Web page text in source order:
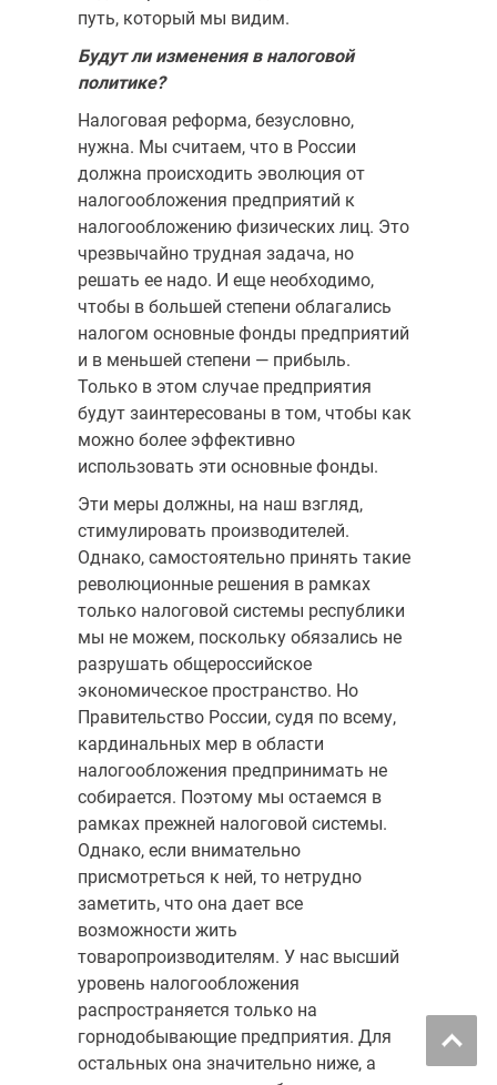
путь, который мы видим.
Будут ли изменения в налоговой
политике?
Налоговая реформа, безусловно,
нужна. Мы считаем, что в России
должна происходить эволюция от
налогообложения предприятий к
налогообложению физических лиц. Это
чрезвычайно трудная задача, но
решать ее надо. И еще необходимо,
чтобы в большей степени облагались
налогом основные фонды предприятий
и в меньшей степени — прибыль.
Только в этом случае предприятия
будут заинтересованы в том, чтобы как
можно более эффективно
использовать эти основные фонды.
Эти меры должны, на наш взгляд,
стимулировать производителей.
Однако, самостоятельно принять такие
революционные решения в рамках
только налоговой системы республики
мы не можем, поскольку обязались не
разрушать общероссийское
экономическое пространство. Но
Правительство России, судя по всему,
кардинальных мер в области
налогообложения предпринимать не
собирается. Поэтому мы остаемся в
рамках прежней налоговой системы.
Однако, если внимательно
присмотреться к ней, то нетрудно
заметить, что она дает все
возможности жить
товаропроизводителям. У нас высший
уровень налогообложения
распространяется только на
горнодобывающие предприятия. Для
остальных она значительно ниже, а